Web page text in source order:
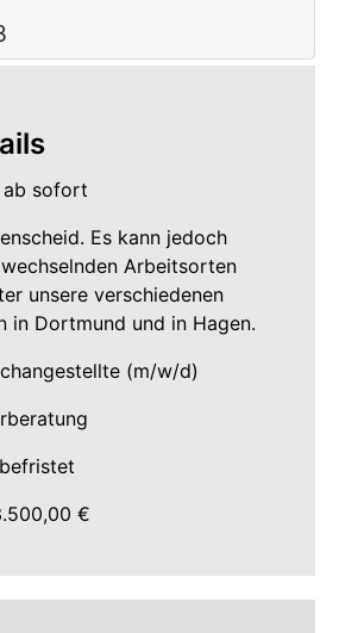
ab sofort
Es kann jedoch
Arbeitsorten
unsere verschiedenen
in Dortmund und in Hagen.
(m/w/d)
€